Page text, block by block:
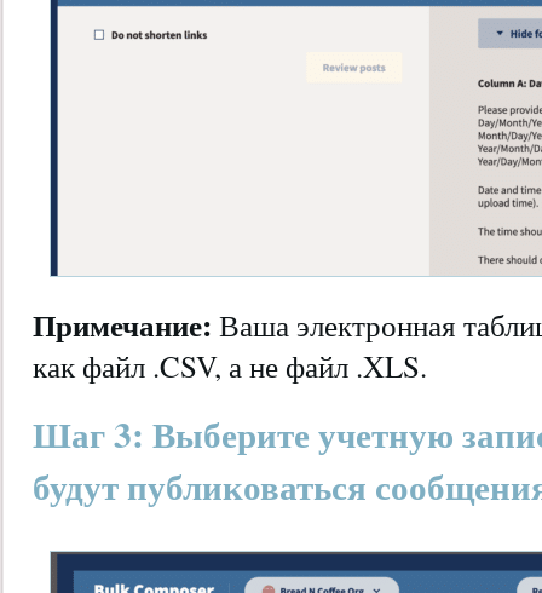
Примечание: Ваша электронная
как файл .CSV, а не файл .XLS.
Шаг 3: Выберите учетную
будут публиковаться